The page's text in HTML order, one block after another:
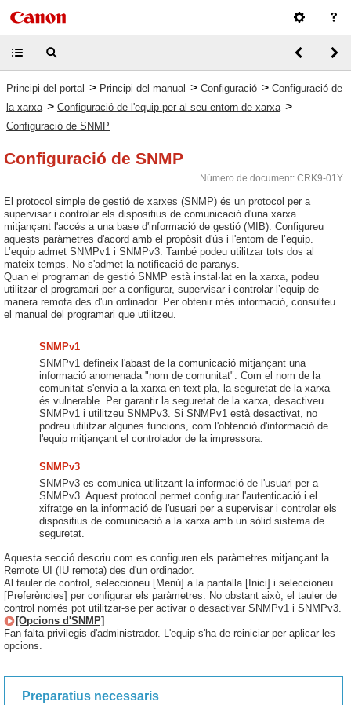
Principi del portal > Principi del manual > Configuració > Configuració de
la xarxa > Configuració de l'equip per al seu entorn de xarxa >
Configuració de SNMP
Configuració de SNMP
Número de document: CRK9-01Y
El protocol simple de gestió de xarxes (SNMP) és un protocol per a
supervisar i controlar els dispositius de comunicació d'una xarxa
mitjançant l'accés a una base d'informació de gestió (MIB). Configureu
aquests paràmetres d'acord amb el propòsit d'ús i l'entorn de l’equip.
L’equip admet SNMPv1 i SNMPv3. També podeu utilitzar tots dos al
mateix temps. No s'admet la notificació de paranys.
Quan el programari de gestió SNMP està instal·lat en la xarxa, podeu
utilitzar el programari per a configurar, supervisar i controlar l’equip de
manera remota des d'un ordinador. Per obtenir més informació, consulteu
el manual del programari que utilitzeu.
SNMPv1
SNMPv1 defineix l'abast de la comunicació mitjançant una
informació anomenada "nom de comunitat". Com el nom de la
comunitat s'envia a la xarxa en text pla, la seguretat de la xarxa
és vulnerable. Per garantir la seguretat de la xarxa, desactiveu
SNMPv1 i utilitzeu SNMPv3. Si SNMPv1 està desactivat, no
podreu utilitzar algunes funcions, com l'obtenció d'informació de
l'equip mitjançant el controlador de la impressora.
SNMPv3
SNMPv3 es comunica utilitzant la informació de l'usuari per a
SNMPv3. Aquest protocol permet configurar l'autenticació i el
xifratge en la informació de l'usuari per a supervisar i controlar els
dispositius de comunicació a la xarxa amb un sòlid sistema de
seguretat.
Aquesta secció descriu com es configuren els paràmetres mitjançant la
Remote UI (IU remota) des d'un ordinador.
Al tauler de control, seleccioneu [Menú] a la pantalla [Inici] i seleccioneu
[Preferències] per configurar els paràmetres. No obstant això, el tauler de
control només pot utilitzar-se per activar o desactivar SNMPv1 i SNMPv3.
[Opcions d'SNMP]
Fan falta privilegis d'administrador. L'equip s'ha de reiniciar per aplicar les
opcions.
Preparatius necessaris